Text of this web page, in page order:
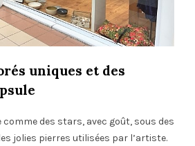
uniques et des
des stars, avec goût, sous des
jolies pierres utilisées par l’artiste.